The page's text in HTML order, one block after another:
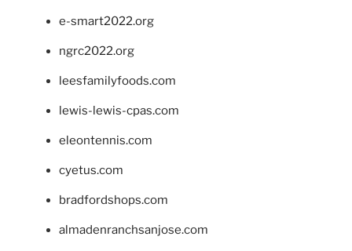
e-smart2022.org
ngrc2022.org
leesfamilyfoods.com
lewis-lewis-cpas.com
eleontennis.com
cyetus.com
bradfordshops.com
almadenranchsanjose.com